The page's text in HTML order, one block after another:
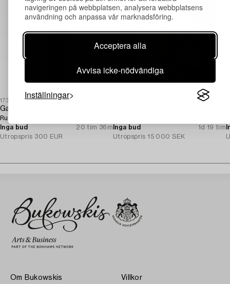
navigeringen på webbplatsen, analysera webbplatsens
användning och anpassa vår marknadsföring.
Acceptera alla
Avvisa icke-nödvändiga
Inställningar
1730174
Gallerimatta,
Rudbar, ca 383 x 66 cm.
Inga bud
20 tim 36m
Utropspris 300 EUR
Inga bud
1d 19 tim
Utropspris 15 000 SEK
Om Bukowskis Villkor